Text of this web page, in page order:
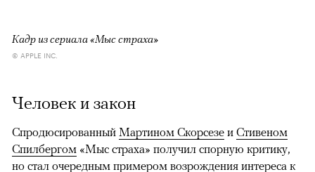
© APPLE INC.